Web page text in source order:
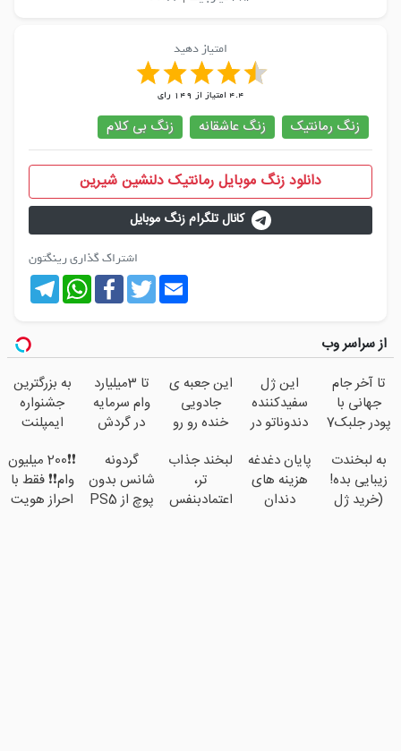
امتیاز دهید
4.4 امتیاز از 149 رای
زنگ رمانتیک زنگ عاشقانه زنگ بی کلام
دانلود زنگ موبایل رمانتیک دلنشین شیرین
کانال تلگرام زنگ موبایل
اشتراک گذاری رینگتون
Telegram
WhatsAppFacebookTwitterEmail
از سراسر وب
تا آخر جام
جهانی با
پودر جلبک7
این ژل
سفیدکننده
دندوناتو در
سفید میکنه
این جعبه ی
جادویی
خنده رو رو
میکنه
تا 3میلیارد
وام سرمایه
در گردش
=>
فروشگاهت
رو ثبت کن
به بزرگترین
جشنواره
ایمپلنت
اومدید! |
فقط ۲۵
میلیون !
به لبخندت
زیبایی بده!
(خرید ژل
پایان دغدغه
هزینه های
دندان
لبخند جذاب
تر،
اعتمادبنفس
گردونه
شانس بدون
پوچ از PS5
❗❗200 میلیون
وام❗❗ فقط با
احراز هویت